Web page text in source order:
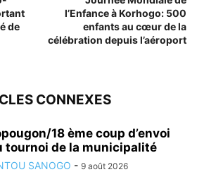
de
l’Enfance à Korhogo: 500
enfants au cœur de la
célébration depuis l’aéroport
CONNEXES
18 ème coup d’envoi
tournoi de la municipalité
SANOGO - 9 août 2026